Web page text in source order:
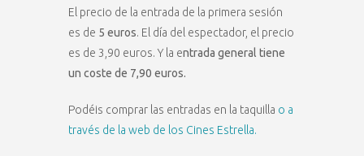
El precio de la entrada de la primera sesión
es de 5 euros. El día del espectador, el precio
es de 3,90 euros. Y la entrada general tiene
un coste de 7,90 euros.
Podéis comprar las entradas en la taquilla o a
través de la web de los Cines Estrella.